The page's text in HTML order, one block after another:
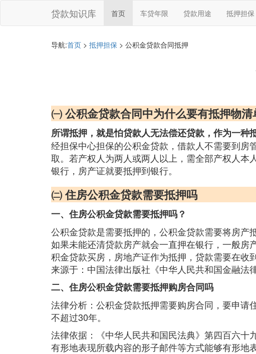
贷款知识库 首页 车贷年限 贷款用途 抵押担保
导航:首页 > 抵押担保 > 公积金贷款合同抵押
㈠ 公积金贷款合同中为什么要有抵押物清
所谓抵押，就是怕贷款人无法偿还贷款，作为一种
经担保中心担保的公积金贷款，借款人不需要到
取。若产权人为两人或两人以上，需全部产权人
银行，房产证就要抵押到银行。
㈡ 住房公积金贷款需要抵押吗
一、住房公积金贷款需要抵押吗？
公积金贷款是需要抵押的，公积金贷款需要将房产
如果未能还清贷款房产就会一直押在银行，一般
积金贷款买房，房地产证作为抵押，贷款需要在
来源于：中国法律出版社《中华人民共和国金融法
二、住房公积金贷款需要抵押购房合同吗
法律分析：公积金贷款抵押需要购房合同，要申
不超过30年。
法律依据：《中华人民共和国民法典》第四百六
有形地表现所载内容的形子邮件等方式能够有形地